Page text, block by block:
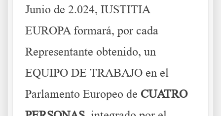
Junio de 2.024, IUSTITIA
EUROPA formará, por cada
Representante obtenido, un
EQUIPO DE TRABAJO en el
Parlamento Europeo de CUATRO